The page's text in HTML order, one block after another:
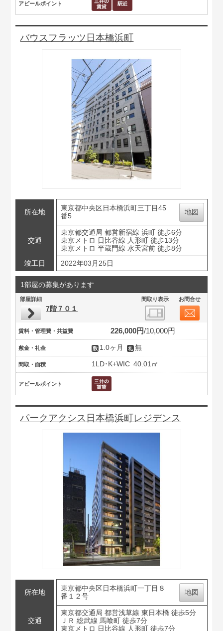
アピールポイント
バウスフラッツ日本橋浜町
所在地
東京都中央区日本橋浜町三丁目45
番5
地図
交通
東京都交通局 都営新宿線 浜町 徒歩6分
東京メトロ 日比谷線 人形町 徒歩13分
東京メトロ 半蔵門線 水天宮前 徒歩8分
竣工日
2022年03月25日
1部屋の募集があります
部屋詳細 間取り表示 お問合せ
7階７０１
賃料・管理費・共益費 226,000円 10,000円
敷金・礼金 1.0ヶ月 無
間取・面積 1LD･K+WIC 40.01㎡
アピールポイント
パークアクシス日本橋浜町レジデンス
所在地
東京都中央区日本橋浜町一丁目８
番１２号
地図
交通
東京都交通局 都営浅草線 東日本橋 徒歩5分
ＪＲ 総武線 馬喰町 徒歩7分
東京メトロ 日比谷線 人形町 徒歩7分